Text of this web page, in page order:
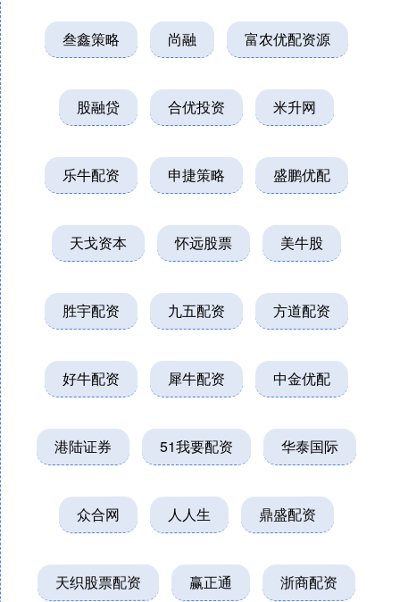
叁鑫策略 尚融 富农优配资源
股融贷 合优投资 米升网
乐牛配资 申捷策略 盛鹏优配
天戈资本 怀远股票 美牛股
胜宇配资 九五配资 方道配资
好牛配资 犀牛配资 中金优配
港陆证券 51我要配资 华泰国际
众合网 人人生 鼎盛配资
天织股票配资 赢正通 浙商配资